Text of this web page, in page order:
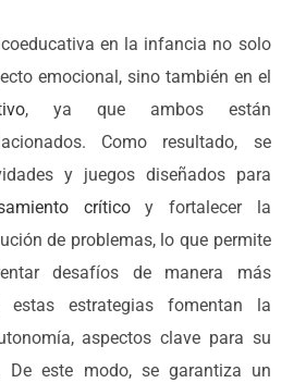
en la infancia no solo
emocional, sino también en el
, ya que ambos están
Como resultado, se
y juegos diseñados para
críticoy fortalecer la
de problemas, lo que permite
desafíos de manera más
estas estrategias fomentan la
aspectos clave para su
De este modo, se garantiza un